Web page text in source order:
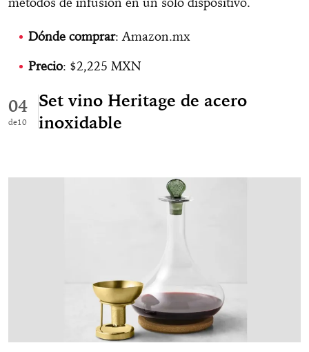
Dónde comprar: Amazon.mx
Precio: $2,225 MXN
04
10
Set vino Heritage de acero
inoxidable